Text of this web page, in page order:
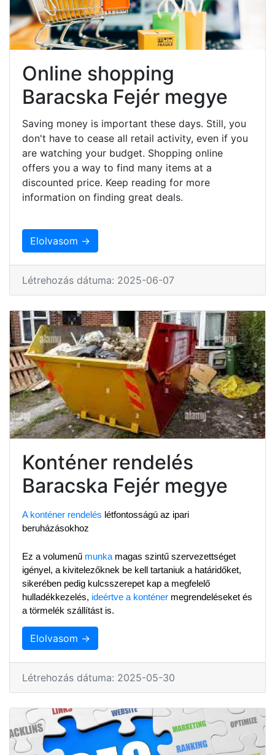
Online shopping
Baracska Fejér megye
Saving money is important these days. Still, you
don't have to cease all retail activity, even if you
are watching your budget. Shopping online
offers you a way to find many items at a
discounted price. Keep reading for more
information on finding great deals.
Elolvasom →
Létrehozás dátuma: 2025-06-07
Konténer rendelés
Baracska Fejér megye
A konténer rendelés létfontosságú az ipari
beruházásokhoz
Ez a volumenű munka magas szintű szervezettséget
igényel, a kivitelezőknek be kell tartaniuk a határidőket,
sikerében pedig kulcsszerepet kap a megfelelő
hulladékkezelés, ideértve a konténer megrendeléseket és
a törmelék szállítást is.
Elolvasom →
Létrehozás dátuma: 2025-05-30